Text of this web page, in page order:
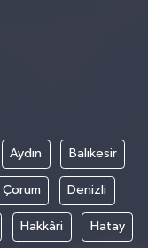
Aydın Balıkesir
Çorum Denizli
Hakkâri Hatay